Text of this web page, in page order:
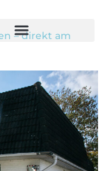
– direkt am